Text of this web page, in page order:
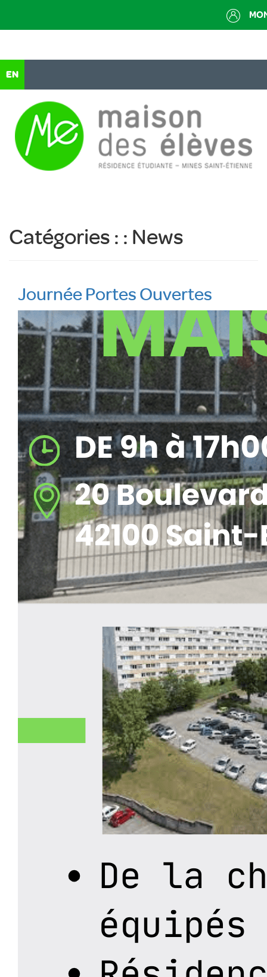
contenu
EN
Catégories : : News
Journée Portes Ouvertes